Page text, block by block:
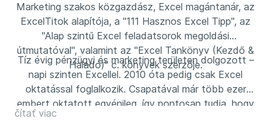
Marketing szakos közgazdász, Excel magántanár, az
ExcelTitok alapítója, a "111 Hasznos Excel Tipp", az
"Alap szintű Excel feladatsorok megoldási
útmutatóval", valamint az "Excel Tankönyv (Kezdő &
Haladó)" c. könyvek szerzője.
Tíz évig pénzügyi és marketing területen dolgozott –
napi szinten Excellel. 2010 óta pedig csak Excel
oktatással foglalkozik. Csapatával már több ezer
embert oktatott egyénileg, így pontosan tudja, hogy
melyek a legnagyobb elakadások, félelmek az Excellel
čítať viac